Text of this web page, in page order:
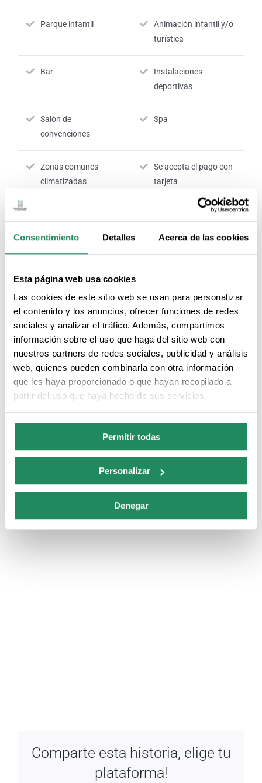
Consentimiento Detalles Acerca de las cookies
Esta página web usa cookies
Las cookies de este sitio web se usan para personalizar
el contenido y los anuncios, ofrecer funciones de redes
sociales y analizar el tráfico. Además, compartimos
información sobre el uso que haga del sitio web con
nuestros partners de redes sociales, publicidad y análisis
web, quienes pueden combinarla con otra información
que les haya proporcionado o que hayan recopilado a
partir del uso que haya hecho de sus servicios.
Permitir todas
Personalizar
Denegar
Parque infantil
Animación infantil y/o
turística
Bar
Instalaciones
deportivas
Salón de
convenciones
Spa
Zonas comunes
climatizadas
Se acepta el pago con
tarjeta
SERVICIOS DE LA HABITACIÓN
climatizadas
Televisión en el cuarto
Productos de higiene
personal
Habitaciones con
conexión a Internet
Servicio de caja fuerte
Servicio a la
habitación
Comparte esta historia, elige tu
plataforma!